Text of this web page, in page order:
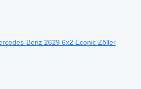
Benz 2629 6x2 Econic Zöller